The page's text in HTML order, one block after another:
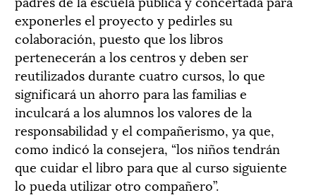
exponerles el proyecto y pedirles su
colaboración, puesto que los libros
pertenecerán a los centros y deben ser
reutilizados durante cuatro cursos, lo que
significará un ahorro para las familias e
inculcará a los alumnos los valores de la
responsabilidad y el compañerismo, ya que,
como indicó la consejera, “los niños tendrán
que cuidar el libro para que al curso siguiente
lo pueda utilizar otro compañero”.